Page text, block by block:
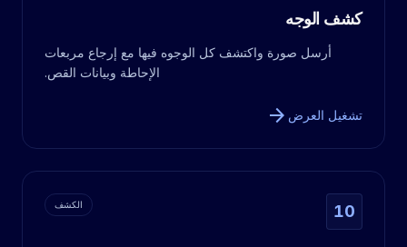
كشف الوجه
أرسل صورة واكتشف كل الوجوه فيها مع إرجاع مربعات
الإحاطة وبيانات القص.
تشغيل العرض arrow_forward
10 الكشف